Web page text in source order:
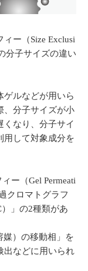
ー（Size Exclusi
分子サイズの違い
ゲルなどが用いら
、分子サイズが小
くなり、分子サイ
用して対象成分を
ー（Gel Permeati
クロマトグラフ
）」の2種類があ
媒）の移動相」を
出などに用いられ